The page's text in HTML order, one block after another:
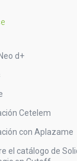
d+
Cetelem
con Aplazame
el catálogo de